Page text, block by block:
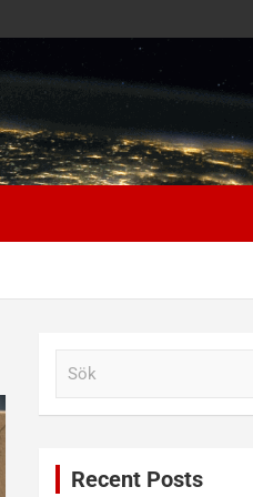
Recent Posts